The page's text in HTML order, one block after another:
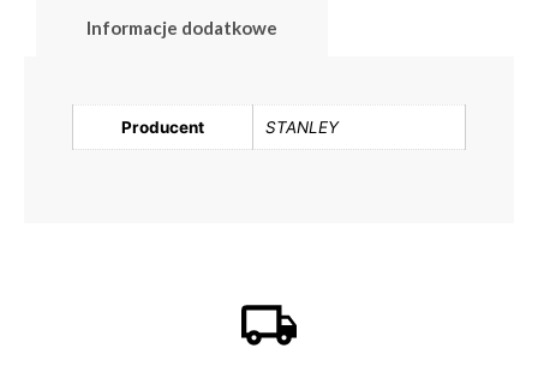
Informacje dodatkowe
Producent STANLEY